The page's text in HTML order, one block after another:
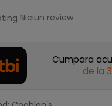
Niciun review
Cumpara
de la